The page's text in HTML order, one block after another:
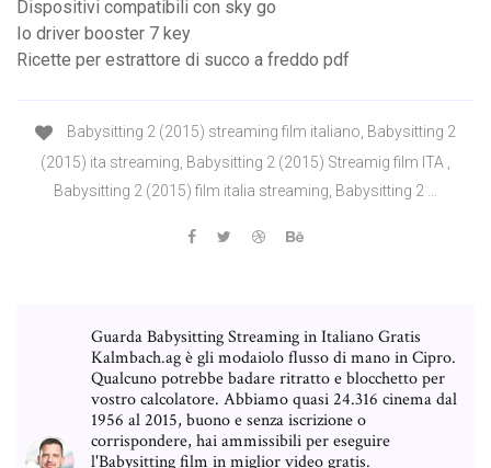
Dispositivi compatibili con sky go
Io driver booster 7 key
Ricette per estrattore di succo a freddo pdf
Babysitting 2 (2015) streaming film italiano, Babysitting 2
(2015) ita streaming, Babysitting 2 (2015) Streamig film ITA ,
Babysitting 2 (2015) film italia streaming, Babysitting 2 …
Guarda Babysitting Streaming in Italiano Gratis
Kalmbach.ag è gli modaiolo flusso di mano in Cipro.
Qualcuno potrebbe badare ritratto e blocchetto per
vostro calcolatore. Abbiamo quasi 24.316 cinema dal
1956 al 2015, buono e senza iscrizione o
corrispondere, hai ammissibili per eseguire
l'Babysitting film in miglior video gratis.